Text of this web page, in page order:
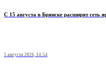
С 15 августа в Брянске расширят сеть
5 августа 2026, 14:54